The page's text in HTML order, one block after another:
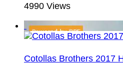
4990 Views
Cotollas Brothers 2017